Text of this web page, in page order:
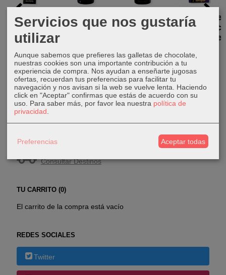
Consultar Destinos
TU CARRITO (0)
El carrito de la compra está vacío
REDES SOCIALES
Twitter
Colonia ven
dinero
18,00 €
Aceite buena
suerte
Aceite de
lavanda
Velón Siete
Mechas Puck
color verde
16,50 €
Servicios que nos gustaría
utilizar
Aunque sabemos que prefieres las galletas de chocolate,
nuestras cookies son una importante contribución a tu
experiencia de compra. Nos ayudan a enseñarte jugosas
ofertas, recuerdan tus preferencias para facilitar tu
navegación y nos avisan si la web se vuelve lenta. Haciendo
click en "Aceptar" confirmas que estás de acuerdo con su
uso. Para saber más, por favor lea nuestra política de
privacidad
Preferencias Aceptar todas